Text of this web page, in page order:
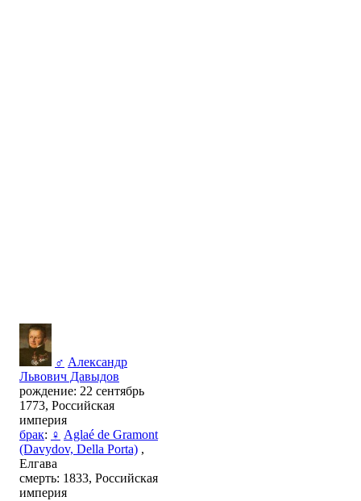
♂ Александр
Львович Давыдов
рождение: 22 сентябрь
1773, Российская
империя
брак: ♀ Aglaé de Gramont
(Davydov, Della Porta) ,
Елгава
смерть: 1833, Российская
империя